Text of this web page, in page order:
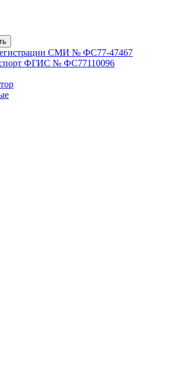
СМИ № ФС77-47467
ФГИС № ФС77110096